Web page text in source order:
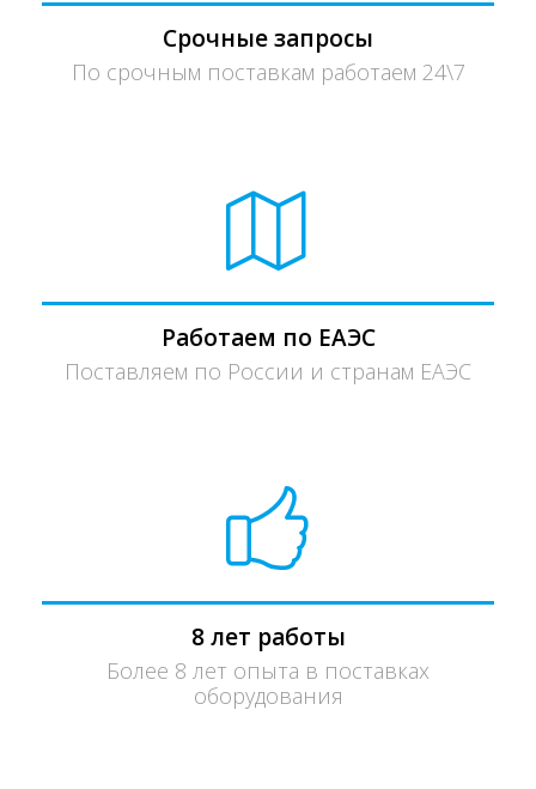
Срочные запросы
По срочным поставкам работаем 24\7
Работаем по ЕАЭС
Поставляем по России и странам ЕАЭС
8 лет работы
Более 8 лет опыта в поставках
оборудования